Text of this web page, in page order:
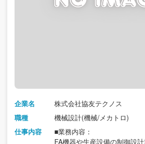
企業名
株式会社協友テクノス
職種
機械設計(機械/メカトロ)
仕事内容
■業務内容：
FA機器や生産設備の制御設